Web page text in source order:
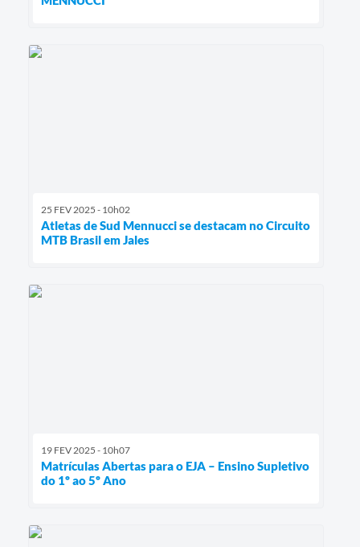
25 FEV 2025 - 10h02
Atletas de Sud Mennucci se destacam no Circuito
MTB Brasil em Jales
19 FEV 2025 - 10h07
Matrículas Abertas para o EJA – Ensino Supletivo
do 1º ao 5º Ano